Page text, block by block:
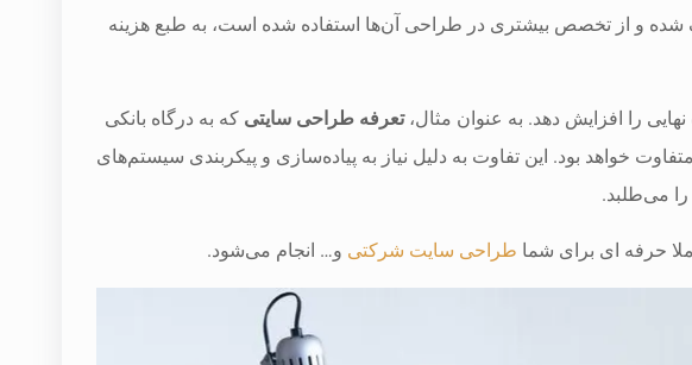
و از تخصص بیشتری در طراحی آن‌ها استفاده شده است، به طبع هزینه
را افزایش دهد. به عنوان مثال،تعرفه طراحی سایتی که به درگاه بانکی
خواهد بود. این تفاوت به دلیل نیاز به پیاده‌سازی و پیکربندی سیستم‌های
می‌طلبد.
حرفه ای برای شما طراحی سایت شرکتی و… انجام می‌شود.